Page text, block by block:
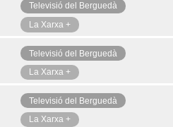
Ahir
Televisió del Berguedà
La Xarxa +
Televisió del Berguedà
La Xarxa +
Televisió del Berguedà
La Xarxa +